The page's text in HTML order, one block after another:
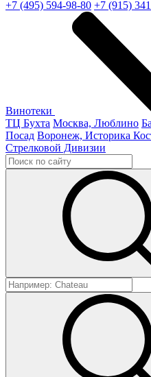
+7 (495) 594-98-80 +7 (915)
Винотеки
ТЦ Бухта Москва, Люблино
Посад Воронеж, Историка
Стрелковой Дивизии